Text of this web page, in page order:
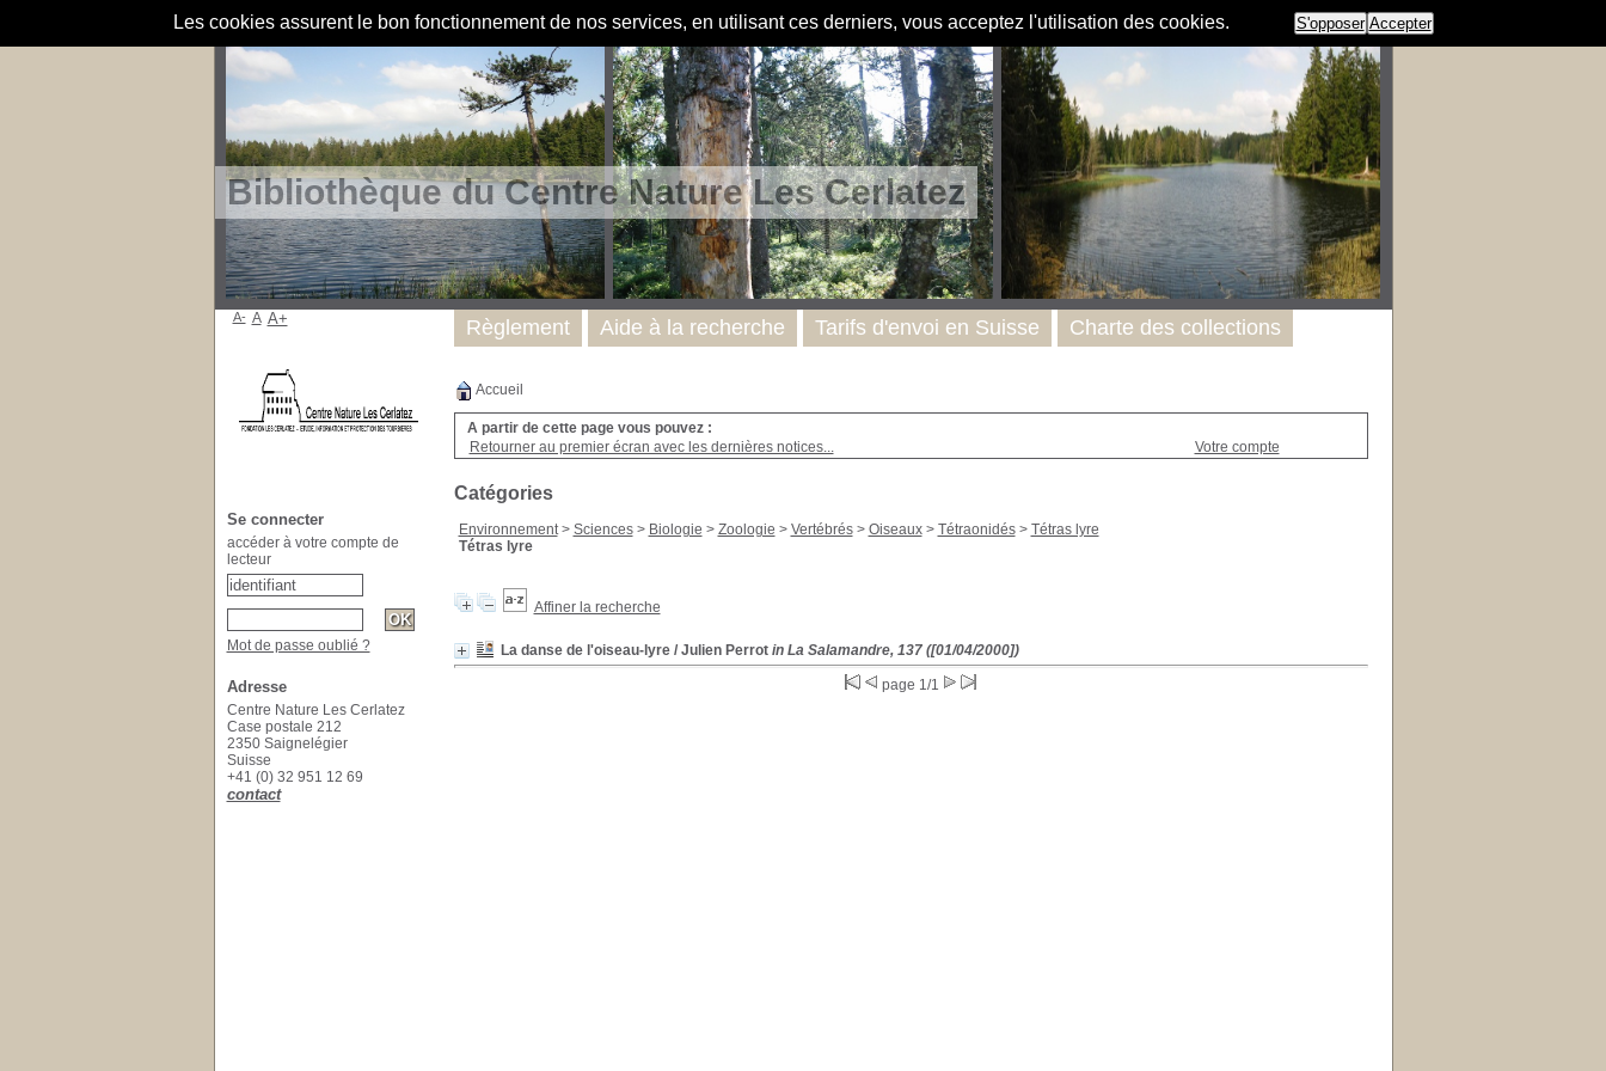
Les cookies assurent le bon fonctionnement de nos services, en utilisant ces derniers, vous acceptez l'utilisation des cookies. S'opposer Accepter
Bibliothèque du Centre Nature Les Cerlatez
Accueil
A partir de cette page vous pouvez :
Retourner au premier écran avec les dernières notices...
Votre compte
Catégories
Environnement> Sciences> Biologie > Zoologie > Vertébrés> Oiseaux> Tétraonidés> Tétras lyre
Tétras lyre
Affiner la recherche
La danse de l'oiseau-lyre/ Julien Perrot in La Salamandre, 137 ([01/04/2000])
page 1/1
Règlement Aide à la recherche Tarifs d'envoi en Suisse Charte des collections
A- A A+
Se connecter
accéder à votre compte de
lecteur
Mot de passe oublié ?
Adresse
Centre Nature Les Cerlatez
Case postale 212
2350 Saignelégier
Suisse
+41 (0) 32 951 12 69
contact